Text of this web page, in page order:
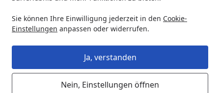
Sie können Ihre Einwilligung jederzeit in den Cookie-
Einstellungen anpassen oder widerrufen.
Ja, verstanden
Nein, Einstellungen öffnen